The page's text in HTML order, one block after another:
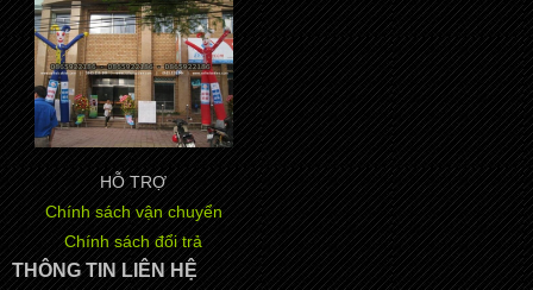
HỖ TRỢ
Chính sách vận chuyển
Chính sách đổi trả
THÔNG TIN LIÊN HỆ